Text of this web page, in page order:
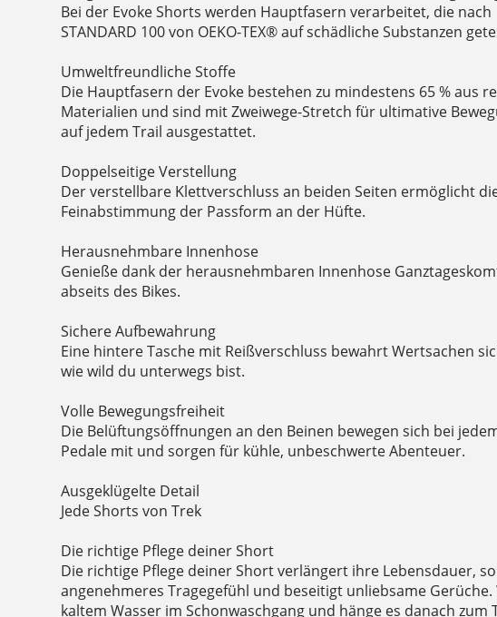
Bei der Evoke Shorts werden Hauptfasern verarbeitet, die nach
STANDARD 100 von OEKO-TEX® auf schädliche Substanzen
Umweltfreundliche Stoffe
Die Hauptfasern der Evoke bestehen zu mindestens 65 % aus
Materialien und sind mit Zweiwege-Stretch für ultimative
auf jedem Trail ausgestattet.
Doppelseitige Verstellung
Der verstellbare Klettverschluss an beiden Seiten ermöglicht
Feinabstimmung der Passform an der Hüfte.
Herausnehmbare Innenhose
Genieße dank der herausnehmbaren Innenhose
abseits des Bikes.
Sichere Aufbewahrung
Eine hintere Tasche mit Reißverschluss bewahrt Wertsachen
wie wild du unterwegs bist.
Volle Bewegungsfreiheit
Die Belüftungsöffnungen an den Beinen bewegen sich bei
Pedale mit und sorgen für kühle, unbeschwerte Abenteuer.
Ausgeklügelte Detail
Jede Shorts von Trek
Die richtige Pflege deiner Short
Die richtige Pflege deiner Short verlängert ihre Lebensdauer,
angenehmeres Tragegefühl und beseitigt unliebsame Gerüche.
kaltem Wasser im Schonwaschgang und hänge es danach zum